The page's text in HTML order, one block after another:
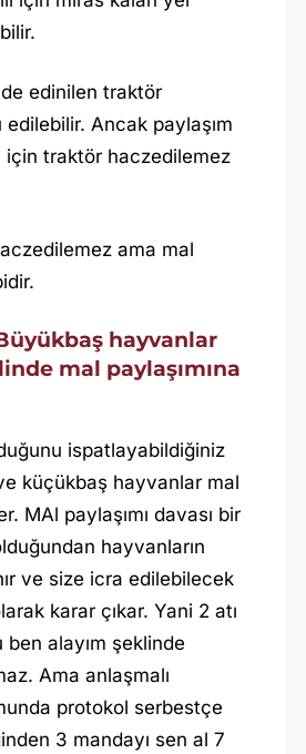
edinilen traktör
edilebilir. Ancak paylaşım
için traktör haczedilemez
ama mal
hayvanlar
mal paylaşımına
ispatlayabildiğiniz
küçükbaş hayvanlar mal
MAl paylaşımı davası bir
hayvanların
ve size icra edilebilecek
karar çıkar. Yani 2 atı
alayım şeklinde
Ama anlaşmalı
protokol serbestçe
3 mandayı sen al 7